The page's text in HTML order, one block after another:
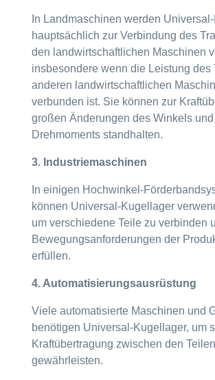
In Landmaschinen werden
hauptsächlich zur Verbindung des
den landwirtschaftlichen Maschinen
insbesondere wenn die Leistung des
anderen landwirtschaftlichen
verbunden ist. Sie können zur
großen Änderungen des Winkels
Drehmoments standhalten.
3. Industriemaschinen
In einigen Hochwinkel-
können Universal-Kugellager
um verschiedene Teile zu verbinden
Bewegungsanforderungen der
erfüllen.
4. Automatisierungsausrüstung
Viele automatisierte Maschinen und
benötigen Universal-Kugellager, um
Kraftübertragung zwischen den
gewährleisten.